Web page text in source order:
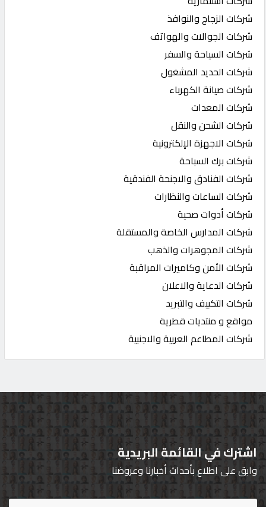
شركات الزجاج والنوافذ
شركات الجوالات والهواتف
شركات السياحة والسفر
شركات الحديد المشغول
شركات صيانة الكهرباء
شركات المعدات
شركات الشحن والنقل
شركات الاجهزة الإلكترونية
شركات برك السباحة
شركات الفنادق والاجنحة الفندقية
شركات الساعات والنظارات
شركات أدوات صحية
شركات المدارس الخاصة والمستقلة
شركات المجوهرات والذهب
شركات الأمن وكاميرات المراقبة
شركات الدعاية والاعلان
شركات التكييف والتبريد
مواقع و منتديات قطرية
شركات المطاعم العربية والاجنبية
اشترك في القائمة البريدية
وابق على اطلاع بأحداث أخبارنا وعروضنا